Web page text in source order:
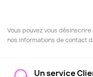
Vous pouvez vous
nos informations de contact
Un service